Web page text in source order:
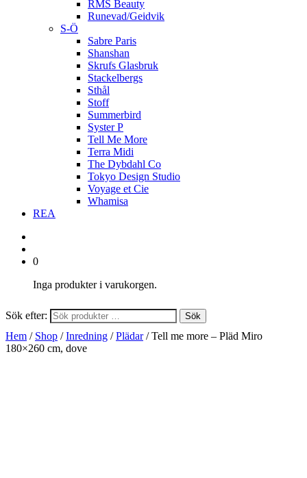
RMS Beauty
Runevad/Geidvik
S-Ö
Sabre Paris
Shanshan
Skrufs Glasbruk
Stackelbergs
Sthål
Stoff
Summerbird
Syster P
Tell Me More
Terra Midi
The Dybdahl Co
Tokyo Design Studio
Voyage et Cie
Whamisa
REA
0
Inga produkter i varukorgen.
Sök efter: Sök
Hem / Shop /Inredning /Plädar/ Tell me more – Pläd Miro
180×260 cm, dove